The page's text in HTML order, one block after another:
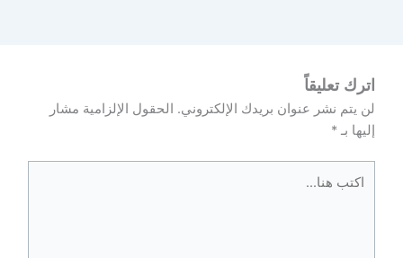
اترك تعليقاً
لن يتم نشر عنوان بريدك الإلكتروني. الحقول الإلزامية مشار
إليها بـ*
هنا...